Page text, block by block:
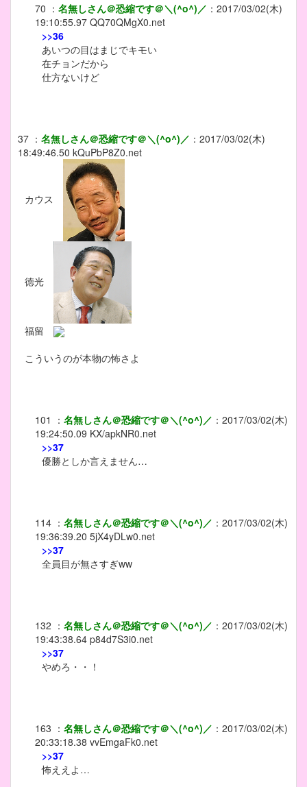
70 ： 名無しさん＠恐縮です＠＼(^o^)／ ： 2017/03/02(木)
19:10:55.97 QQ70QMgX0.net
>>36
あいつの目はまじでキモい
在チョンだから
仕方ないけど
37 ： 名無しさん＠恐縮です＠＼(^o^)／ ： 2017/03/02(木)
18:49:46.50 kQuPbP8Z0.net
カウス
徳光
福留
こういうのが本物の怖さよ
101 ： 名無しさん＠恐縮です＠＼(^o^)／ ： 2017/03/02(木)
19:24:50.09 KX/apkNR0.net
>>37
優勝としか言えません…
114 ： 名無しさん＠恐縮です＠＼(^o^)／ ： 2017/03/02(木)
19:36:39.20 5jX4yDLw0.net
>>37
全員目が無さすぎww
132 ： 名無しさん＠恐縮です＠＼(^o^)／ ： 2017/03/02(木)
19:43:38.64 p84d7S3i0.net
>>37
やめろ・・！
163 ： 名無しさん＠恐縮です＠＼(^o^)／ ： 2017/03/02(木)
20:33:18.38 vvEmgaFk0.net
>>37
怖ええよ…